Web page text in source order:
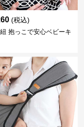
(税込)
抱っこで安心ベビーキ